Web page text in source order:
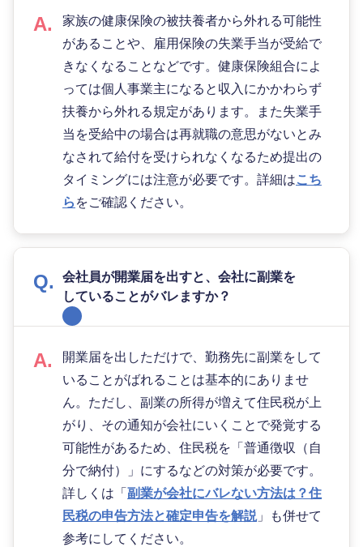
家族の健康保険の被扶養者から外れる可能性
があることや、雇用保険の失業手当が受給で
きなくなることなどです。健康保険組合によ
っては個人事業主になると収入にかかわらず
扶養から外れる規定があります。また失業手
当を受給中の場合は再就職の意思がないとみ
なされて給付を受けられなくなるため提出の
タイミングには注意が必要です。詳細はこち
ら をご確認ください。
会社員が開業届を出すと、会社に副業を
していることがバレますか？
開業届を出しただけで、勤務先に副業をして
いることがばれることは基本的にありませ
ん。ただし、副業の所得が増えて住民税が上
がり、その通知が会社にいくことで発覚する
可能性があるため、住民税を「普通徴収（自
分で納付）」にするなどの対策が必要です。
詳しくは「 副業が会社にバレない方法は？住
民税の申告方法と確定申告を解説」も併せて
参考にしてください。